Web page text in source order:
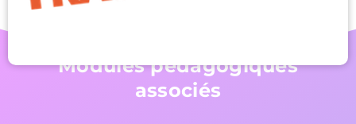
Modules pédagogiques
associés